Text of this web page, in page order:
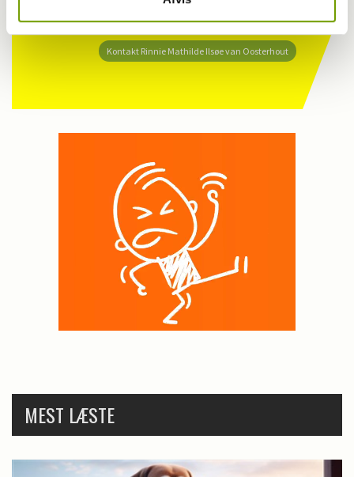
Har du en nyhed eller god historie?
Kontakt Rinnie Mathilde Ilsøe van Oosterhout
MEST LÆSTE